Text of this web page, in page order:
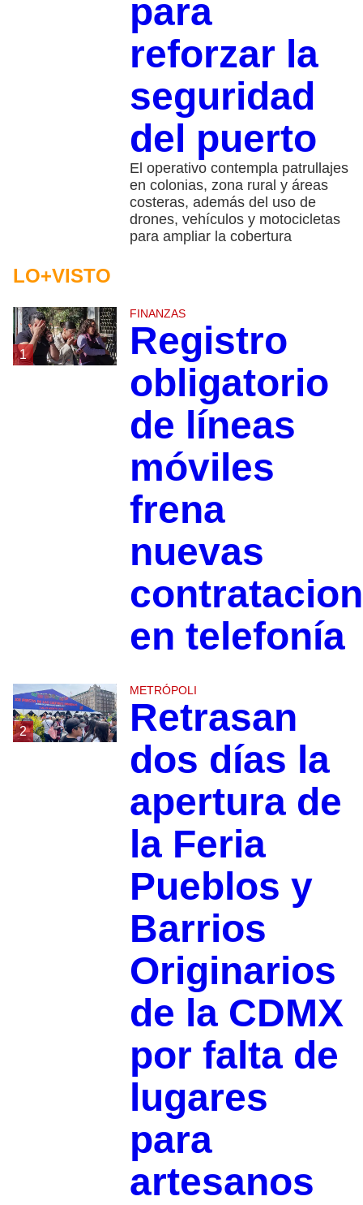
para
reforzar la
seguridad
del puerto
El operativo contempla patrullajes
en colonias, zona rural y áreas
costeras, además del uso de
drones, vehículos y motocicletas
para ampliar la cobertura
LO+VISTO
1
FINANZAS
Registro
obligatorio
de líneas
móviles
frena
nuevas
en telefonía
2
METRÓPOLI
Retrasan
dos días la
apertura de
la Feria
Pueblos y
Barrios
Originarios
de la CDMX
por falta de
lugares
para
artesanos